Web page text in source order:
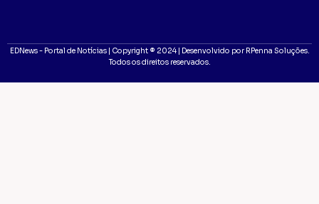
EDNews - Portal de Notícias | Copyright ® 2024 | Desenvolvido por RPenna Soluções.
Todos os direitos reservados.